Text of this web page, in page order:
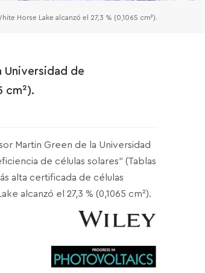
Horse Lake alcanzó el 27,3 % (0,1065 cm²).
Universidad de
cm²).
Martin Green de la Universidad
de células solares" (Tablas
alta certificada de células
alcanzó el 27,3 % (0,1065 cm²).